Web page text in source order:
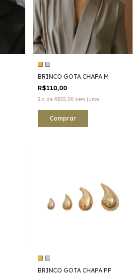
BRINCO GOTA CHAPA M
R$110,00
2 x de R$55,00 sem juros
Comprar
BRINCO GOTA CHAPA PP